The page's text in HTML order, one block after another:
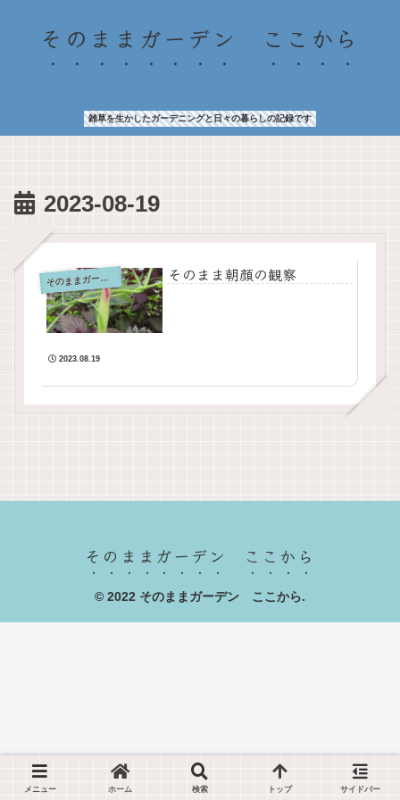
そのままガーデン ここから
雑草を生かしたガーデニングと日々の暮らしの記録です
2023-08-19
そ
のままガーデン そのまま朝顔の観察
2023.08.19
そのままガーデン ここから
© 2022 そのままガーデン ここから.
メニュー ホーム 検索 トップ サイドバー